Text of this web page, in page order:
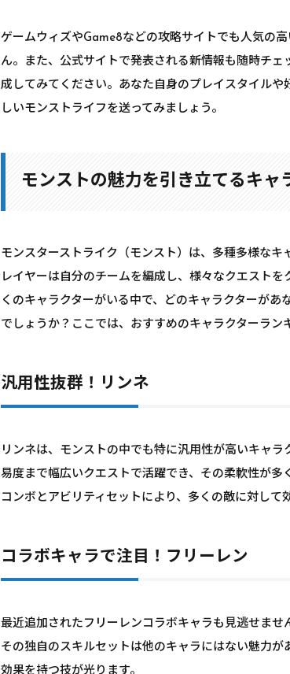
ゲームウィズやGame8などの攻略サイトでも人気の
ん。また、公式サイトで発表される新情報も随時チ
成してみてください。あなた自身のプレイスタイル
しいモンストライフを送ってみましょう。
モンストの魅力を引き立てるキャ
モンスターストライク（モンスト）は、多種多様な
レイヤーは自分のチームを編成し、様々なクエスト
くのキャラクターがいる中で、どのキャラクターが
でしょうか？ここでは、おすすめのキャラクターラン
汎用性抜群！リンネ
リンネは、モンストの中でも特に汎用性が高いキャ
易度まで幅広いクエストで活躍でき、その柔軟性が
コンボとアビリティセットにより、多くの敵に対して
コラボキャラで注目！フリーレン
最近追加されたフリーレンコラボキャラも見逃せませ
その独自のスキルセットは他のキャラにはない魅力
効果を持つ技が光ります。